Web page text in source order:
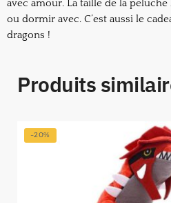
avec amour. La taille de la
ou dormir avec. C’est aussi le
dragons !
Produits
-20%